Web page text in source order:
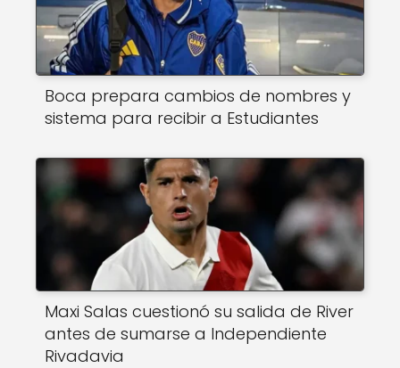
Boca prepara cambios de nombres y
sistema para recibir a Estudiantes
Maxi Salas cuestionó su salida de River
antes de sumarse a Independiente
Rivadavia